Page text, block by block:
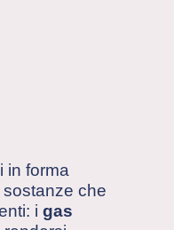
in forma
che
igas